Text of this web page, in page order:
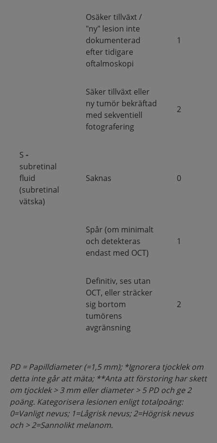
Osäker tillväxt /
"ny" lesion inte
dokumenterad
efter tidigare
oftalmoskopi
1
Säker tillväxt eller
ny tumör bekräftad
med sekventiell
fotografering
2
S -
subretinal
fluid
(subretinal
vätska)
Saknas 0
Spår (om minimalt
och detekteras
endast med OCT)
1
Definitiv, ses utan
OCT, eller sträcker
sig bortom
tumörens
avgränsning
2
PD = Papilldiameter (=1,5 mm); *Ignorera tjocklek om
detta inte går att mäta; **Anta att förstoring har skett
om tjocklek > 3 mm eller diameter > 5 PD och ge 2
poäng. Kategorisera lesionen enligt totalpoäng:
0=Vanligt nevus; 1=Lågrisk nevus; 2=Högrisk nevus
och > 2=Sannolikt melanom.